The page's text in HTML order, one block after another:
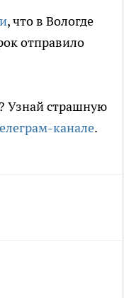
, что в Вологде
отправило
Узнай страшную
канале.